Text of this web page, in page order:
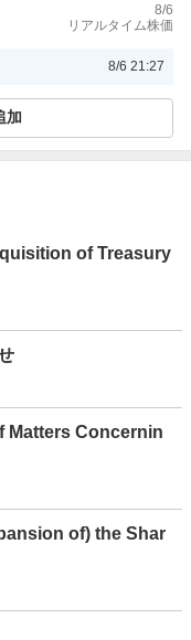
8/6
リアルタイム株価
8/6 21:27
加
of Treasury
Matters Concernin
of) the Shar